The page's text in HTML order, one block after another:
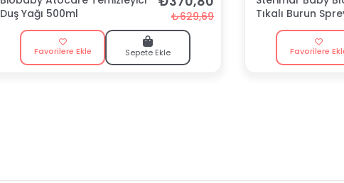
Duş Yağı 500ml
₺629,69
Favorilere Ekle Sepete Ekle
Tıkalı Burun
Favorilere